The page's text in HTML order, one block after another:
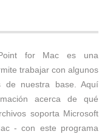
for Mac es una
trabajar con algunos
de nuestra base. Aquí
acerca de qué
soporta Microsoft
- con este programa